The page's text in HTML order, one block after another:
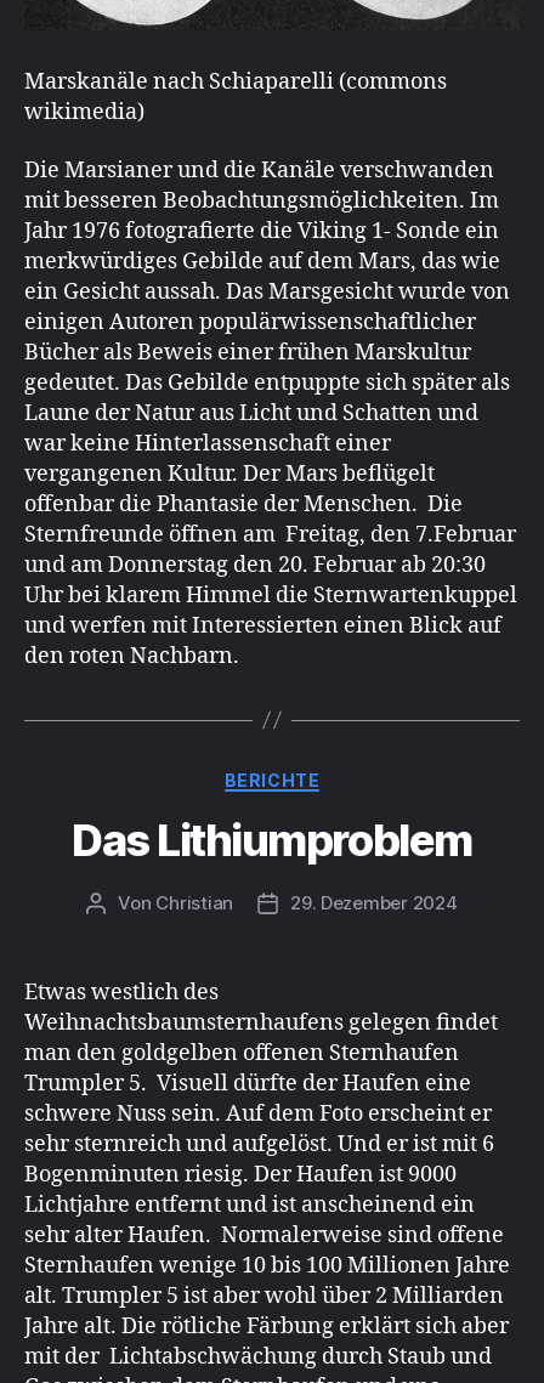
Marskanäle nach Schiaparelli (commons
wikimedia)
Die Marsianer und die Kanäle verschwanden
mit besseren Beobachtungsmöglichkeiten. Im
Jahr 1976 fotografierte die Viking 1- Sonde ein
merkwürdiges Gebilde auf dem Mars, das wie
ein Gesicht aussah. Das Marsgesicht wurde von
einigen Autoren populärwissenschaftlicher
Bücher als Beweis einer frühen Marskultur
gedeutet. Das Gebilde entpuppte sich später als
Laune der Natur aus Licht und Schatten und
war keine Hinterlassenschaft einer
vergangenen Kultur. Der Mars beflügelt
offenbar die Phantasie der Menschen. Die
Sternfreunde öffnen am Freitag, den 7.Februar
und am Donnerstag den 20. Februar ab 20:30
Uhr bei klarem Himmel die Sternwartenkuppel
und werfen mit Interessierten einen Blick auf
den roten Nachbarn.
Kategorien
BERICHTE
Das Lithiumproblem
Beitragsautor
Von Christian Beitragsdatum
29. Dezember 2024
Etwas westlich des
Weihnachtsbaumsternhaufens gelegen findet
man den goldgelben offenen Sternhaufen
Trumpler 5. Visuell dürfte der Haufen eine
schwere Nuss sein. Auf dem Foto erscheint er
sehr sternreich und aufgelöst. Und er ist mit 6
Bogenminuten riesig. Der Haufen ist 9000
Lichtjahre entfernt und ist anscheinend ein
sehr alter Haufen. Normalerweise sind offene
Sternhaufen wenige 10 bis 100 Millionen Jahre
alt. Trumpler 5 ist aber wohl über 2 Milliarden
Jahre alt. Die rötliche Färbung erklärt sich aber
mit der Lichtabschwächung durch Staub und